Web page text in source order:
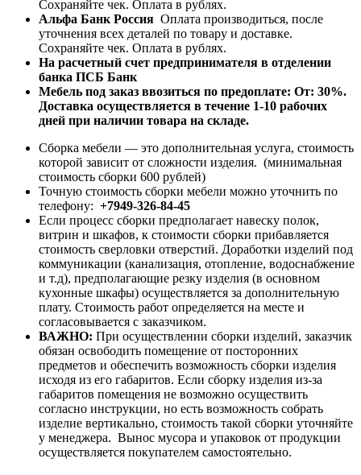
Сохраняйте чек. Оплата в рублях.
Альфа Банк Россия Оплата производиться, после
уточнения всех деталей по товару и доставке.
Сохраняйте чек. Оплата в рублях.
На расчетный счет предпринимателя в отделении
банка ПСБ Банк
Мебель под заказ ввозиться по предоплате: От: 30%.
Доставка осуществляется в течение 1-10 рабочих
дней при наличии товара на складе.
Сборка мебели — это дополнительная услуга, стоимость
которой зависит от сложности изделия. (минимальная
стоимость сборки 600 рублей)
Точную стоимость сборки мебели можно уточнить по
телефону: +7949-326-84-45
Если процесс сборки предполагает навеску полок,
витрин и шкафов, к стоимости сборки прибавляется
стоимость сверловки отверстий. Доработки изделий под
коммуникации (канализация, отопление, водоснабжение
и т.д), предполагающие резку изделия (в основном
кухонные шкафы) осуществляется за дополнительную
плату. Стоимость работ определяется на месте и
согласовывается с заказчиком.
ВАЖНО: При осуществлении сборки изделий, заказчик
обязан освободить помещение от посторонних
предметов и обеспечить возможность сборки изделия
исходя из его габаритов. Если сборку изделия из-за
габаритов помещения не возможно осуществить
согласно инструкции, но есть возможность собрать
изделие вертикально, стоимость такой сборки уточняйте
у менеджера. Вынос мусора и упаковок от продукции
осуществляется покупателем самостоятельно.